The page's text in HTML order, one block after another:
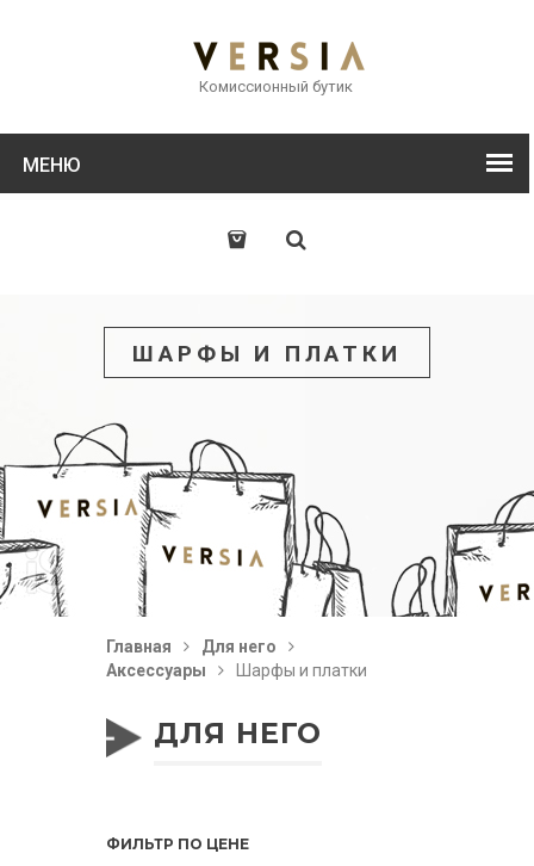
Комиссионный бутик
МЕНЮ
ШАРФЫ И ПЛАТКИ
Главная
Для него
Аксессуары
Шарфы и платки
ДЛЯ НЕГО
ФИЛЬТР ПО ЦЕНЕ